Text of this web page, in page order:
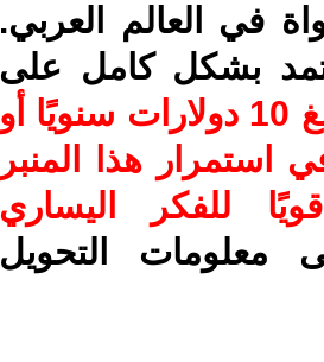
في العالم العربي.
بشكل كامل على
ساهم/ي معنا! بدعمكم بمبلغ 10 دولارات سنويًا أو
استمرار هذا المنبر
للفكر اليساري
معلومات التحويل